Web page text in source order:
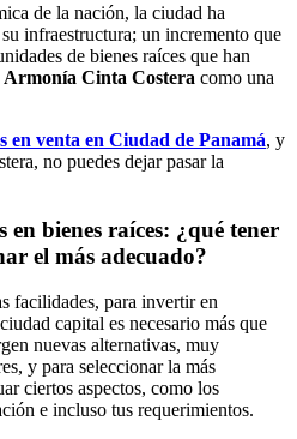
de la nación, la ciudad ha
infraestructura; un incremento que
de bienes raíces que han
Armonía Cinta Costera como una
en venta en Ciudad de Panamá, y
no puedes dejar pasar la
bienes raíces: ¿qué tener
el más adecuado?
facilidades, para invertir en
capital es necesario más que
nuevas alternativas, muy
y para seleccionar la más
ciertos aspectos, como los
e incluso tus requerimientos.